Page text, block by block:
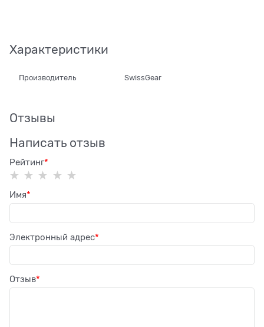
Характеристики
Производитель SwissGear
Отзывы
Написать отзыв
Рейтинг
Имя
Электронный адрес
Отзыв